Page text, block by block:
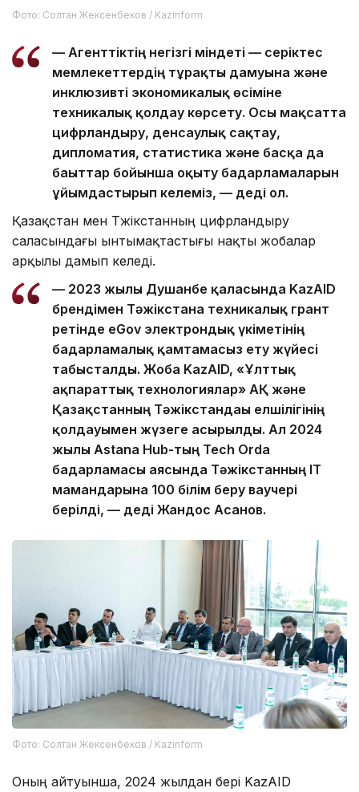
Фото: Солтан Жексенбеков / Kazinform
— Агенттіктің негізгі міндеті — серіктес
мемлекеттердің тұрақты дамуына және
инклюзивті экономикалық өсіміне
техникалық қолдау көрсету. Осы мақсатта
цифрландыру, денсаулық сақтау,
дипломатия, статистика және басқа да
бағыттар бойынша оқыту бағдарламаларын
ұйымдастырып келеміз, — деді ол.
Қазақстан мен Тәжікстанның цифрландыру
саласындағы ынтымақтастығы нақты жобалар
арқылы дамып келеді.
— 2023 жылы Душанбе қаласында KazAID
брендімен Тәжікстанға техникалық грант
ретінде eGov электрондық үкіметінің
бағдарламалық қамтамасыз ету жүйесі
табысталды. Жоба KazAID, «Ұлттық
ақпараттық технологиялар» АҚ және
Қазақстанның Тәжікстандағы елшілігінің
қолдауымен жүзеге асырылды. Ал 2024
жылы Astana Hub-тың Tech Orda
бағдарламасы аясында Тәжікстанның IT
мамандарына 100 білім беру ваучері
берілді, — деді Жандос Асанов.
Фото: Солтан Жексенбеков / Kazinform
Оның айтуынша, 2024 жылдан бері KazAID